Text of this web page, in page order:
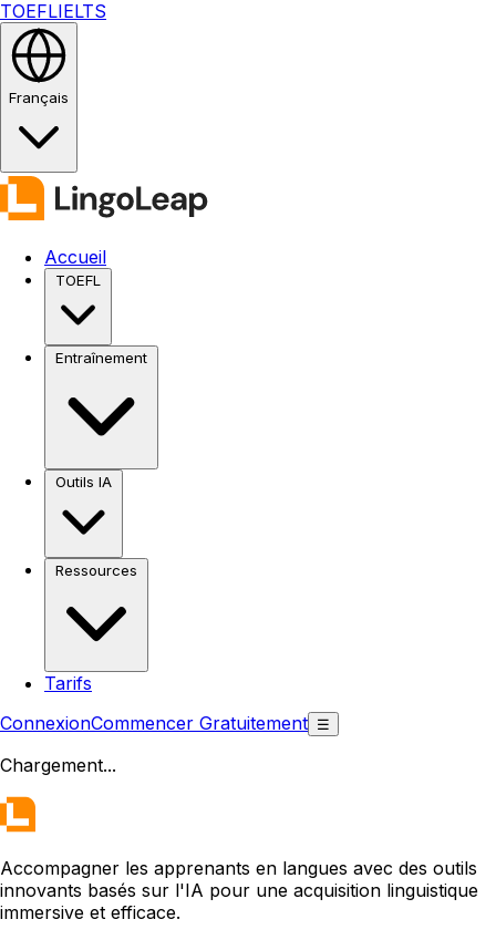
TOEFLIELTS
Français
Accueil
TOEFL
Entraînement
Outils IA
Ressources
Tarifs
ConnexionCommencer Gratuitement ☰
Chargement...
Accompagner les apprenants en langues avec des outils
innovants basés sur l'IA pour une acquisition linguistique
immersive et efficace.